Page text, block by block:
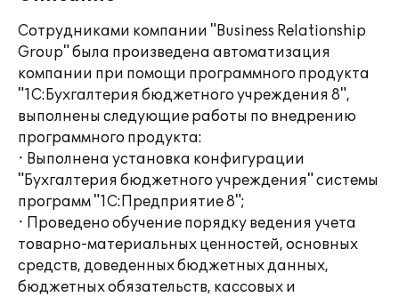
Сотрудниками компании "Business Relationship
Group" была произведена автоматизация
компании при помощи программного продукта
"1С:Бухгалтерия бюджетного учреждения 8",
выполнены следующие работы по внедрению
программного продукта:
· Выполнена установка конфигурации
"Бухгалтерия бюджетного учреждения" системы
программ "1С:Предприятие 8";
· Проведено обучение порядку ведения учета
товарно-материальных ценностей, основных
средств, доведенных бюджетных данных,
бюджетных обязательств, кассовых и